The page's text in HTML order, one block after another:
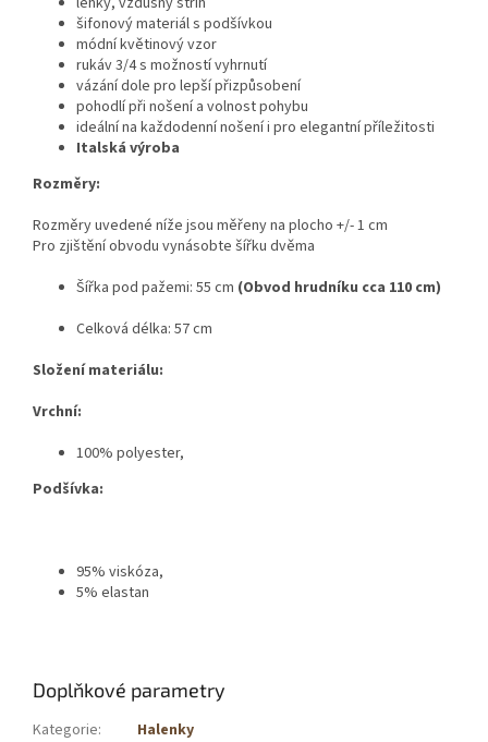
šifonový materiál s podšívkou
módní květinový vzor
rukáv 3/4 s možností vyhrnutí
vázání dole pro lepší přizpůsobení
pohodlí při nošení a volnost pohybu
ideální na každodenní nošení i pro elegantní příležitosti
Italská výroba
Rozměry:
Rozměry uvedené níže jsou měřeny na plocho +/- 1 cm
Pro zjištění obvodu vynásobte šířku dvěma
Šířka pod pažemi: 55 cm (Obvod hrudníku cca 110 cm)
Celková délka: 57 cm
Složení materiálu:
Vrchní:
100% polyester,
Podšívka:
95% viskóza,
5% elastan
Doplňkové parametry
Kategorie:
Halenky